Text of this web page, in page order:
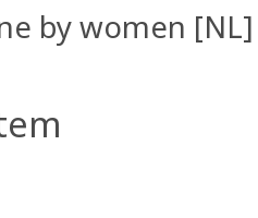
by women